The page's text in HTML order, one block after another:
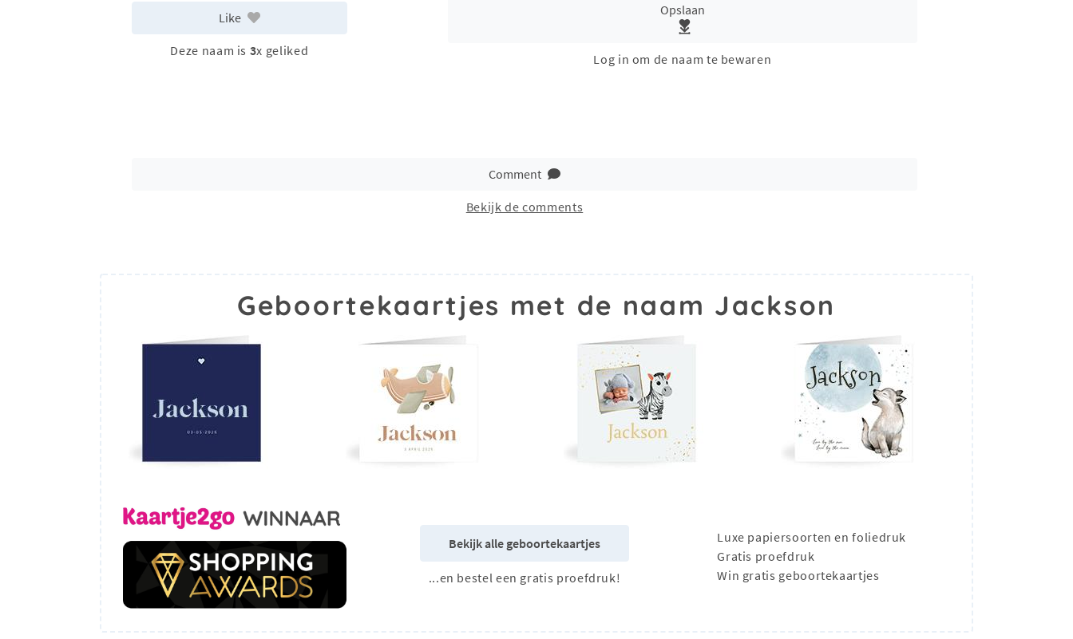
Like
Deze naam is 3x geliked
Opslaan
Log in om de naam te bewaren
Comment
Bekijk de comments
Geboortekaartjes met de naam Jackson
Bekijk alle geboortekaartjes
...en bestel een gratis proefdruk!
Luxe papiersoorten en foliedruk
Gratis proefdruk
Win gratis geboortekaartjes